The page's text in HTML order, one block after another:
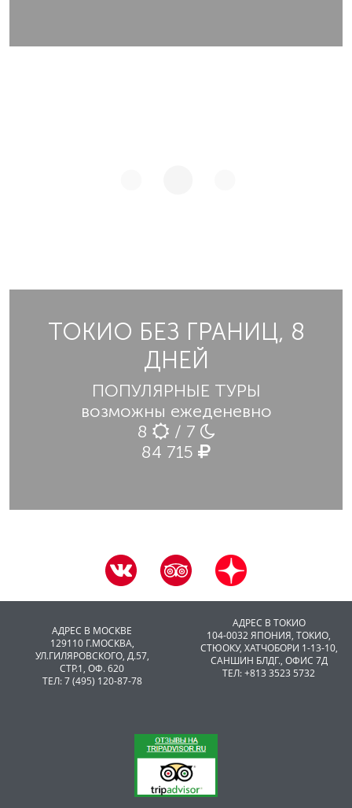
ТОКИО БЕЗ ГРАНИЦ, 8
ДНЕЙ
ПОПУЛЯРНЫЕ ТУРЫ
возможны ежеденевно
8
/ 7
84 715
АДРЕС В МОСКВЕ
129110 Г.МОСКВА,
УЛ.ГИЛЯРОВСКОГО, Д.57,
СТР.1, ОФ. 620
ТЕЛ: 7 (495) 120-87-78
АДРЕС В ТОКИО
104-0032 ЯПОНИЯ, ТОКИО,
CТЮОКУ, ХАТЧОБОРИ 1-13-10,
САНШИН БЛДГ., ОФИС 7Д
ТЕЛ: +813 3523 5732